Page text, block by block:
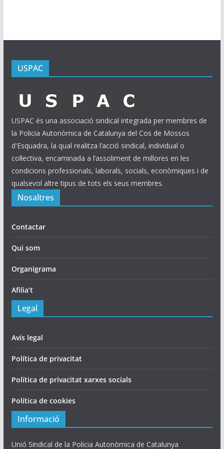
USPAC
USPAC és una associació sindical integrada per membres de
la Policia Autonòmica de Catalunya del Cos de Mossos
d'Esquadra, la qual realitza l’acció sindical, individual o
col·lectiva, encaminada a l’assoliment de millores en les
condicions professionals, laborals, socials, econòmiques i de
qualsevol altre tipus de tots els seus membres.
Nosaltres
Contactar
Qui som
Organigrama
Afilia’t
Legal
Avís legal
Política de privacitat
Política de privacitat xarxes socials
Política de cookies
Informació
Unió Sindical de la Policia Autonòmica de Catalunya